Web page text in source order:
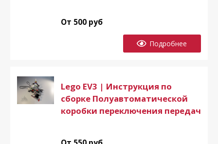
От 500 руб
Подробнее
Lego EV3 | Инструкция по
сборке Полуавтоматической
коробки переключения передач